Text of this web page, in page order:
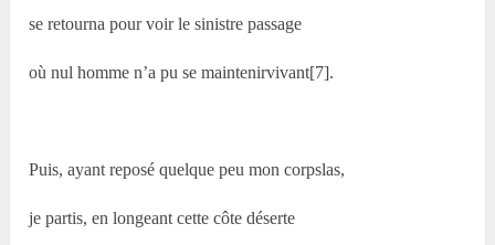
se retourna pour voir le sinistre passage
où nul homme n’a pu se maintenirvivant[7].
Puis, ayant reposé quelque peu mon corpslas,
je partis, en longeant cette côte déserte